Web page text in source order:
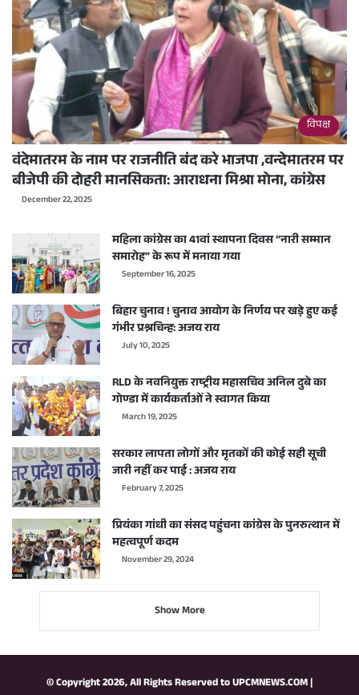
विपक्ष
वंदेमातरम के नाम पर राजनीति बंद करे भाजपा ,वन्देमातरम पर
बीजेपी की दोहरी मानसिकता: आराधना मिश्रा मोना, कांग्रेस
December 22, 2025
महिला कांग्रेस का 41वां स्थापना दिवस “नारी सम्मान
समारोह” के रूप में मनाया गया
September 16, 2025
बिहार चुनाव ! चुनाव आयोग के निर्णय पर खड़े हुए कई
गंभीर प्रश्नचिन्ह: अजय राय
July 10, 2025
RLD के नवनियुक्त राष्ट्रीय महासचिव अनिल दुबे का
गोण्डा में कार्यकर्ताओं ने स्वागत किया
March 19, 2025
सरकार लापता लोगों और मृतकों की कोई सही सूची
जारी नहीं कर पाई : अजय राय
February 7, 2025
प्रियंका गांधी का संसद पहुंचना कांग्रेस के पुनरुत्थान में
महत्वपूर्ण कदम
November 29, 2024
Show More
© Copyright 2026, All Rights Reserved toUPCMNEWS.COM|